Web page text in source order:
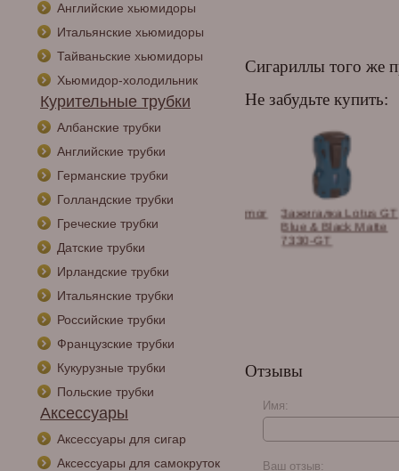
Английские хьюмидоры
Итальянские хьюмидоры
Тайваньские хьюмидоры
Хьюмидор-холодильник
Курительные трубки
Албанские трубки
Английские трубки
Германские трубки
Голландские трубки
Греческие трубки
Датские трубки
Ирландские трубки
Итальянские трубки
Российские трубки
Французские трубки
Кукурузные трубки
Польские трубки
Аксессуары
Аксессуары для сигар
Аксессуары для самокруток
Сигариллы того же
Не забудьте купить:
Хром
Black 7800
Зажигалка Lotus GT
Blue & Black Matte
7330-GT
Отзывы
Имя:
Ваш отзыв: